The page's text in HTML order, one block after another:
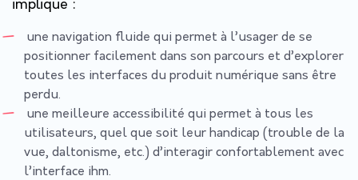
implique :
une navigation fluide qui permet à l’usager de se
positionner facilement dans son parcours et d’explorer
toutes les interfaces du produit numérique sans être
perdu.
une meilleure accessibilité qui permet à tous les
utilisateurs, quel que soit leur handicap (trouble de la
vue, daltonisme, etc.) d’interagir confortablement avec
l’interface ihm.